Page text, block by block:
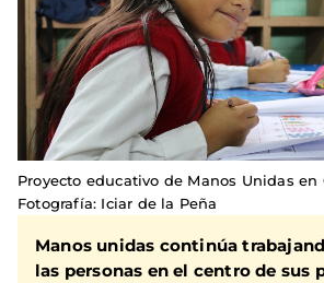
Proyecto educativo de Manos Unidas en
Fotografía: Iciar de la Peña
Manos unidas continúa
las personas en el centro de sus